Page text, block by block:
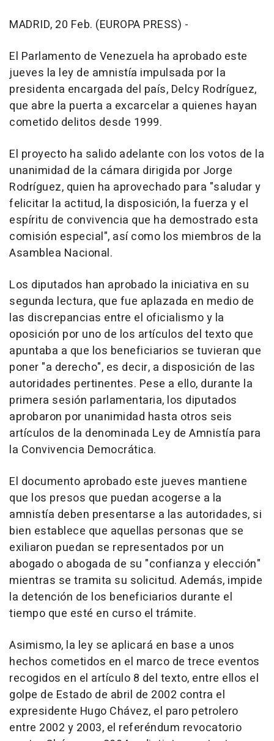
MADRID, 20 Feb. (EUROPA PRESS) -
El Parlamento de Venezuela ha aprobado este
jueves la ley de amnistía impulsada por la
presidenta encargada del país, Delcy Rodríguez,
que abre la puerta a excarcelar a quienes hayan
cometido delitos desde 1999.
El proyecto ha salido adelante con los votos de la
unanimidad de la cámara dirigida por Jorge
Rodríguez, quien ha aprovechado para "saludar y
felicitar la actitud, la disposición, la fuerza y el
espíritu de convivencia que ha demostrado esta
comisión especial", así como los miembros de la
Asamblea Nacional.
Los diputados han aprobado la iniciativa en su
segunda lectura, que fue aplazada en medio de
las discrepancias entre el oficialismo y la
oposición por uno de los artículos del texto que
apuntaba a que los beneficiarios se tuvieran que
poner "a derecho", es decir, a disposición de las
autoridades pertinentes. Pese a ello, durante la
primera sesión parlamentaria, los diputados
aprobaron por unanimidad hasta otros seis
artículos de la denominada Ley de Amnistía para
la Convivencia Democrática.
El documento aprobado este jueves mantiene
que los presos que puedan acogerse a la
amnistía deben presentarse a las autoridades, si
bien establece que aquellas personas que se
exiliaron puedan se representados por un
abogado o abogada de su "confianza y elección"
mientras se tramita su solicitud. Además, impide
la detención de los beneficiarios durante el
tiempo que esté en curso el trámite.
Asimismo, la ley se aplicará en base a unos
hechos cometidos en el marco de trece eventos
recogidos en el artículo 8 del texto, entre ellos el
golpe de Estado de abril de 2002 contra el
expresidente Hugo Chávez, el paro petrolero
entre 2002 y 2003, el referéndum revocatorio